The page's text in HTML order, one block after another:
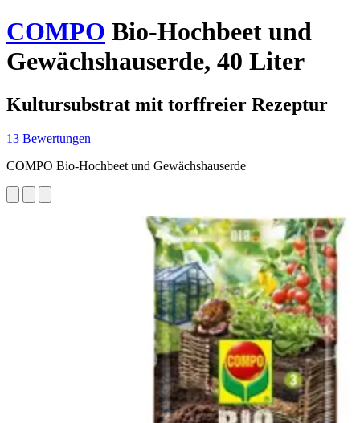
COMPO Bio-Hochbeet und
Gewächshauserde, 40 Liter
Kultursubstrat mit torffreier Rezeptur
13 Bewertungen
COMPO Bio-Hochbeet und Gewächshauserde